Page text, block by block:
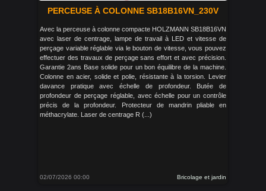
PERCEUSE À COLONNE SB18B16VN_230V
Avec la perceuse à colonne compacte HOLZMANN SB18B16VN
avec laser de centrage, lampe de travail à LED et vitesse de
perçage variable réglable via le bouton de vitesse, vous pouvez
effectuer des travaux de perçage sans effort et avec précision.
Garantie 2ans Base solide pour un bon équilibre de la machine.
Colonne en acier, solide et polie, résistante à la torsion. Levier
davance pratique avec échelle de profondeur. Butée de
profondeur de perçage réglable, avec échelle pour un contrôle
précis de la profondeur. Protecteur de mandrin pliable en
méthacrylate. Laser de centrage R (...)
02/07/2026 00:00 Bricolage et jardin